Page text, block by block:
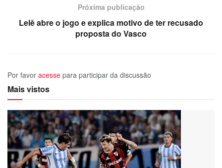
Próxima publicação
Lelê abre o jogo e explica motivo de ter recusado
proposta do Vasco
Por favor acesse para participar da discussão
Mais vistos